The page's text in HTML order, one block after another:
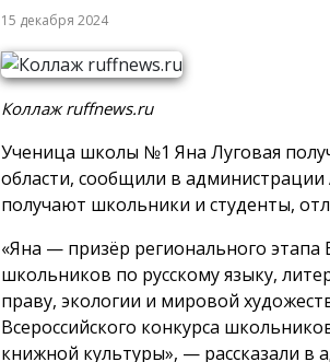
15 декабря 2024
Коллаж ruffnews.ru
Ученица школы №1 Яна Луговая
области, сообщили в
получают школьники и студенты,
«Яна — призёр регионального
школьников по русскому языку,
праву, экологии и мировой
Всероссийского конкурса
книжной культуры», — рассказали в